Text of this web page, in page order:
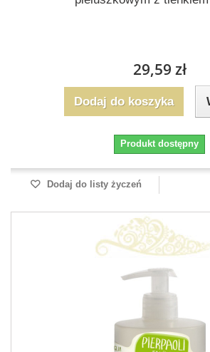
29,59 zł
Dodaj do koszyka
Produkt dostępny
Dodaj do listy życzeń